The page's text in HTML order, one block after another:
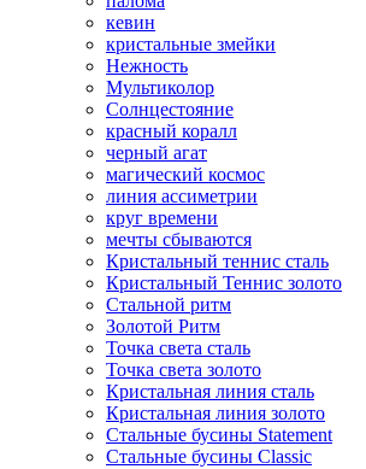
кевин
кристальные змейки
Нежность
Мультиколор
Солнцестояние
красный коралл
черный агат
магический космос
линия ассиметрии
круг времени
мечты сбываются
Кристальный теннис сталь
Кристальный Теннис золото
Стальной ритм
Золотой Ритм
Точка света сталь
Точка света золото
Кристальная линия сталь
Кристальная линия золото
Стальные бусины Statement
Стальные бусины Classic